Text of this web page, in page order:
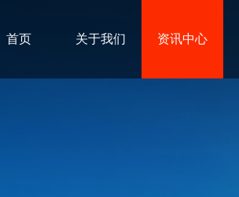
首页 关于我们 资讯中心